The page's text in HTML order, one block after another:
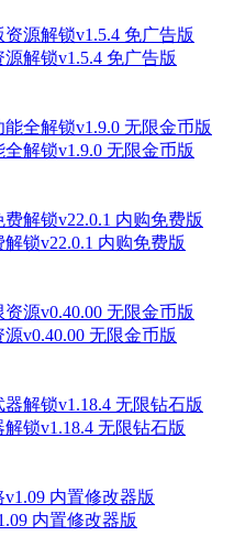
解锁v1.5.4 免广告版
解锁v1.9.0 无限金币版
锁v22.0.1 内购免费版
v0.40.00 无限金币版
锁v1.18.4 无限钻石版
内置修改器版